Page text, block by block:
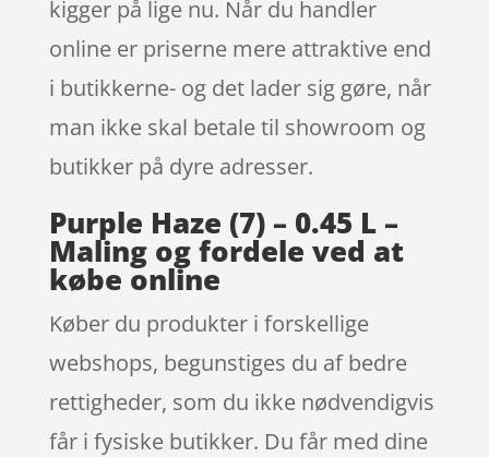
kigger på lige nu. Når du handler
online er priserne mere attraktive end
i butikkerne- og det lader sig gøre, når
man ikke skal betale til showroom og
butikker på dyre adresser.
Purple Haze (7) – 0.45 L –
Maling og fordele ved at
købe online
Køber du produkter i forskellige
webshops, begunstiges du af bedre
rettigheder, som du ikke nødvendigvis
får i fysiske butikker. Du får med dine